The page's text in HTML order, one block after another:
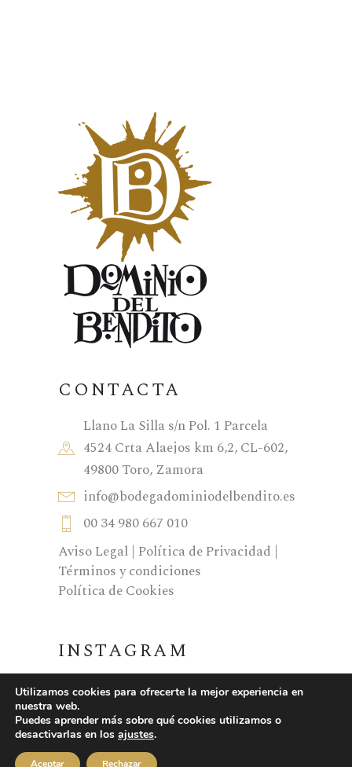
CONTACTA
Llano La Silla s/n Pol. 1 Parcela
4524 Crta Alaejos km 6,2, CL-602,
49800 Toro, Zamora
info@bodegadominiodelbendito.es
00 34 980 667 010
Aviso Legal | Política de Privacidad |
Términos y condiciones
Política de Cookies
INSTAGRAM
Utilizamos cookies para ofrecerte la mejor experiencia en
nuestra web.
Puedes aprender más sobre qué cookies utilizamos o
desactivarlas en los ajustes.
Aceptar Rechazar